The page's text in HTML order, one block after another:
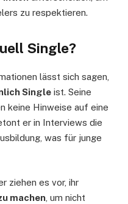
zu respektieren.
Single?
lässt sich sagen,
Single ist. Seine
keine Hinweise auf eine
er in Interviews die
was für junge
ziehen es vor, ihr
machen , um nicht